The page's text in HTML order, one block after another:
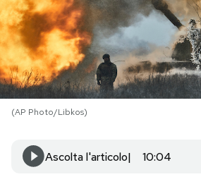
PODCAST
NEWSLETTER
I MIEI PREFERITI
SHOP
(AP Photo/Libkos)
Ascolta l'articolo 10:04